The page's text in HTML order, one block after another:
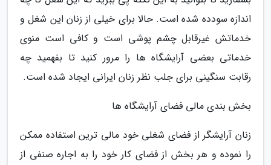
اندازه سودده شده است. حالا برای خیلی از زنان این شغل و
خدماتش غیرقابل چشم پوشی است و کافی است منوی
خدماتی بعضی آرایشگاه ها را مرور کنید تا بفهمید چه
رقابت سنگینی برای جلب نظر زنان ایرانی ایجاد شده است.
بخش بندی مالی فضای آرایشگاه ها
زنان آرایشگر از فضای شغلی خود مالی ترین استفاده ممکن
را نموده و هر بخش از فضای کار خود را به اجاره صنفی از